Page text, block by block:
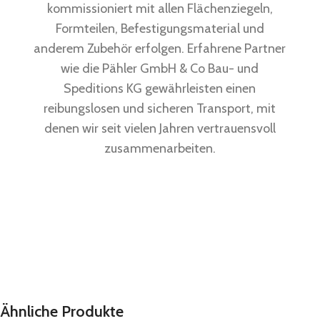
kommissioniert mit allen Flächenziegeln,
Formteilen, Befestigungsmaterial und
anderem Zubehör erfolgen. Erfahrene Partner
wie die Pähler GmbH & Co Bau- und
Speditions KG gewährleisten einen
reibungslosen und sicheren Transport, mit
denen wir seit vielen Jahren vertrauensvoll
zusammenarbeiten.
Ähnliche Produkte